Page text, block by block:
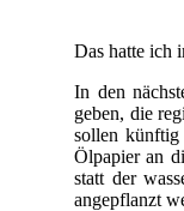
Das hatte ich
In den
geben, die
sollen künftig
Ölpapier an
statt der
angepflanzt